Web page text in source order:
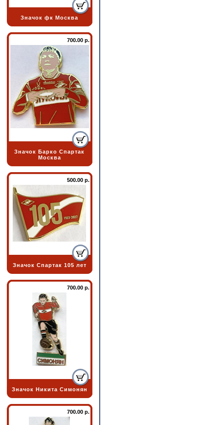
Значок фк Москва
700.00 р.
Значок Барко Спартак
Москва
500.00 р.
Значок Спартак 105 лет
700.00 р.
Значок Никита Симонян
700.00 р.